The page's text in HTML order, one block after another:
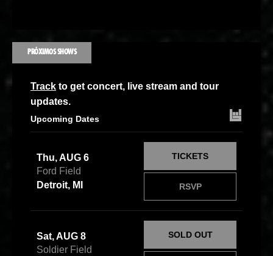
PRÓXIMOS SHOWS
Track to get concert, live stream and tour
updates.
Upcoming Dates
Thu, AUG 6
Ford Field
Detroit, MI
RSVP
TICKETS
Sat, AUG 8
Soldier Field
SOLD OUT